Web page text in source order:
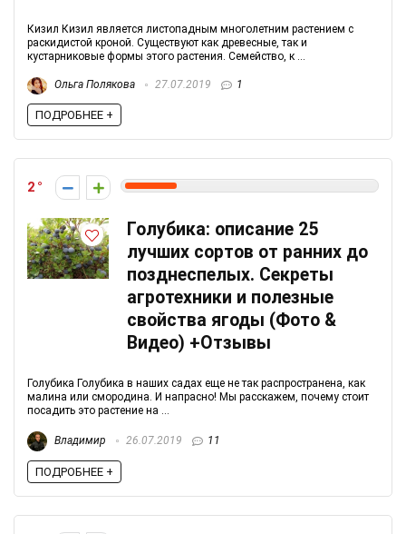
Кизил Кизил является листопадным многолетним растением с
раскидистой кроной. Существуют как древесные, так и
кустарниковые формы этого растения. Семейство, к ...
Ольга Полякова 27.07.2019 1
ПОДРОБНЕЕ +
2
Голубика: описание 25
лучших сортов от ранних до
позднеспелых. Секреты
агротехники и полезные
свойства ягоды (Фото &
Видео) +Отзывы
Голубика Голубика в наших садах еще не так распространена, как
малина или смородина. И напрасно! Мы расскажем, почему стоит
посадить это растение на ...
Владимир 26.07.2019 11
ПОДРОБНЕЕ +